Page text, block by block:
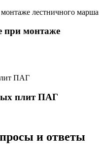
при монтаже
плит ПАГ
и ответы